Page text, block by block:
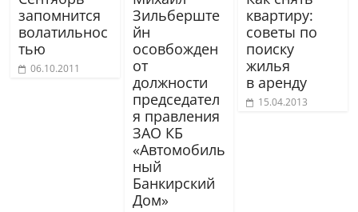
запомнится
волатильнос
тью
06.10.2011
Зильберште
йн
осовбожден
от
должности
председател
я правления
ЗАО КБ
«Автомобиль
ный
Банкирский
Дом»
квартиру:
советы по
поиску
жилья
в аренду
15.04.2013